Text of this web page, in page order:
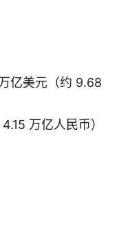
亿美元（约 9.68
万亿人民币）